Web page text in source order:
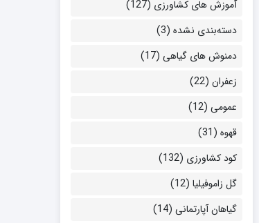
آموزش های کشاورزی (127)
دسته‌بندی نشده (3)
دمنوش های گیاهی (17)
زعفران (22)
عمومی (12)
قهوه (31)
کود کشاورزی (132)
گل زاموفیلیا (12)
گیاهان آپارتمانی (14)